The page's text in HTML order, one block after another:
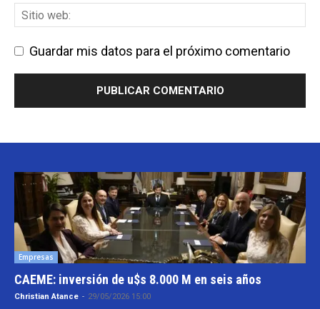
Guardar mis datos para el próximo comentario
Empresas
CAEME: inversión de u$s 8.000 M en seis años
Christian Atance - 29/05/2026 15:00